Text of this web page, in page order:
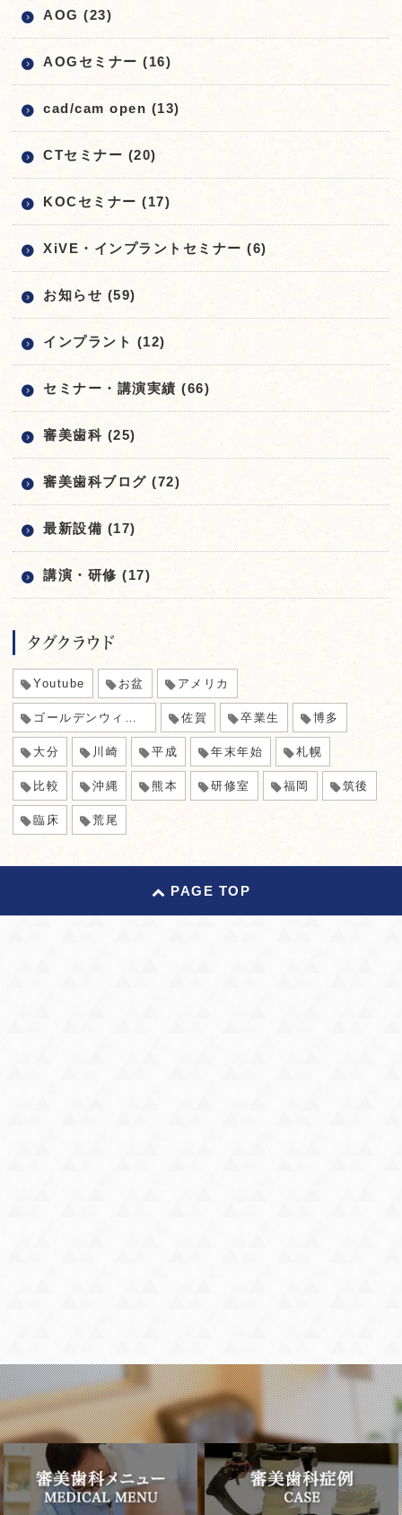
AOG (23)
AOGセミナー (16)
cad/cam open (13)
CTセミナー (20)
KOCセミナー (17)
XiVE・インプラントセミナー (6)
お知らせ (59)
インプラント (12)
セミナー・講演実績 (66)
審美歯科 (25)
審美歯科ブログ (72)
最新設備 (17)
講演・研修 (17)
タグクラウド
Youtube お盆 アメリカ
ゴールデンウィーク 佐賀 卒業生 博多
大分 川崎 平成 年末年始 札幌
比較 沖縄 熊本 研修室 福岡 筑後
臨床 荒尾
PAGE TOP